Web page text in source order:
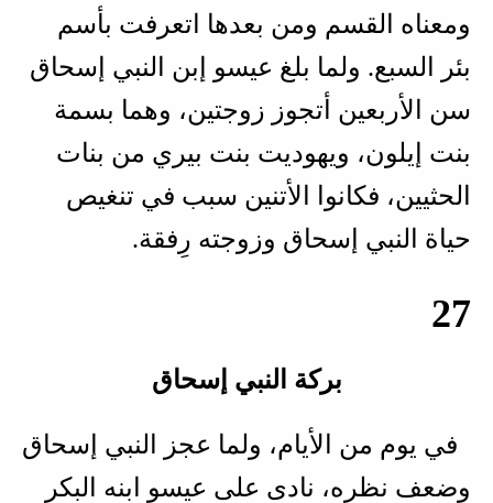
ومعناه القسم ومن بعدها اتعرفت بأسم
بئر السبع. ولما بلغ عيسو إبن النبي إسحاق
سن الأربعين أتجوز زوجتين، وهما بسمة
بنت إيلون، ويهوديت بنت بيري من بنات
الحثيين، فكانوا الأتنين سبب في تنغيص
حياة النبي إسحاق وزوجته رِفقة.
27
بركة النبي إسحاق
في يوم من الأيام، ولما عجز النبي إسحاق
وضعف نظره، نادى على عيسو ابنه البكر